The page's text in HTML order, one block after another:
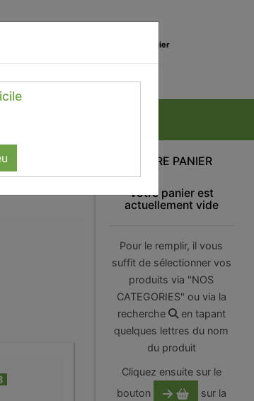
Mon panier
VOTRE PANIER
Votre panier est
actuellement vide
Pour le remplir, il vous
suffit de sélectionner vos
produits via "NOS
CATEGORIES" ou via la
recherche
en tapant
quelques lettres du nom
du produit
Cliquez ensuite sur le
bouton
sur la